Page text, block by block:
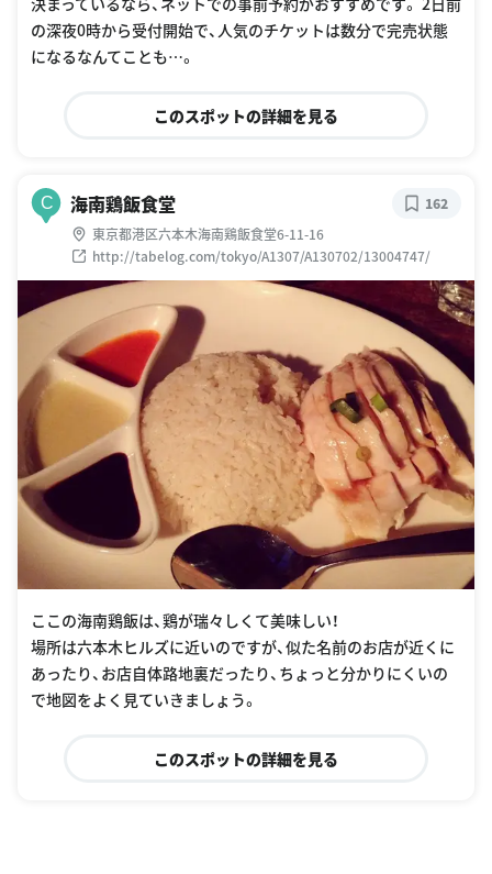
の深夜0時から受付開始で、人気のチケットは数分で完売状態
になるなんてことも…。
このスポットの詳細を見る
C 海南鶏飯食堂
東京都港区六本木海南鶏飯食堂6-11-16
http://tabelog.com/tokyo/A1307/A130702/13004747/
162
ここの海南鶏飯は、鶏が瑞々しくて美味しい！
場所は六本木ヒルズに近いのですが、似た名前のお店が近くに
あったり、お店自体路地裏だったり、ちょっと分かりにくいの
で地図をよく見ていきましょう。
このスポットの詳細を見る